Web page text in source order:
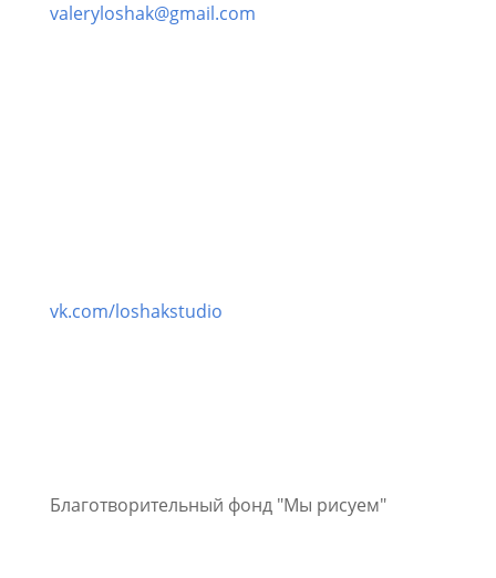
valeryloshak@gmail.com
vk.com/loshakstudio
Благотворительный фонд "Мы рисуем"